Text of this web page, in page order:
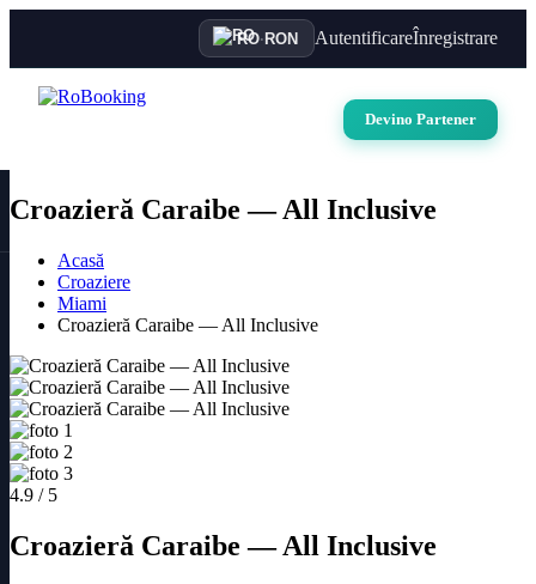
RO·RON AutentificareÎnregistrare
Devino Partener
Croazieră Caraibe — All Inclusive
Acasă
Croaziere
Miami
Croazieră Caraibe — All Inclusive
4.9 / 5
Croazieră Caraibe — All Inclusive